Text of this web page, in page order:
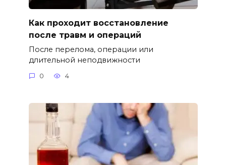
Как проходит восстановление
после травм и операций
После перелома, операции или
длительной неподвижности
0 4